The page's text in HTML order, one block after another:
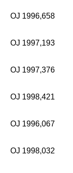
OJ 1996,658
OJ 1997,193
OJ 1997,376
OJ 1998,421
OJ 1996,067
OJ 1998,032